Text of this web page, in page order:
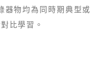
器物均為同時期典型或
比學習。